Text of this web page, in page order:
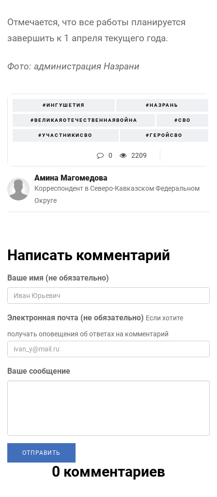
Отмечается, что все работы планируется
завершить к 1 апреля текущего года.
Фото: администрация Назрани
#ИНГУШЕТИЯ #НАЗРАНЬ
#ВЕЛИКАЯОТЕЧЕСТВЕННАЯВОЙНА #СВО
#УЧАСТНИКИСВО #ГЕРОЙСВО
0 2209
Амина Магомедова
Корреспондент в Северо-Кавказском Федеральном
Округе
Написать комментарий
Ваше имя (не обязательно)
Электронная почта (не обязательно) Если хотите
получать оповещения об ответах на комментарий
Ваше сообщение
0 комментариев